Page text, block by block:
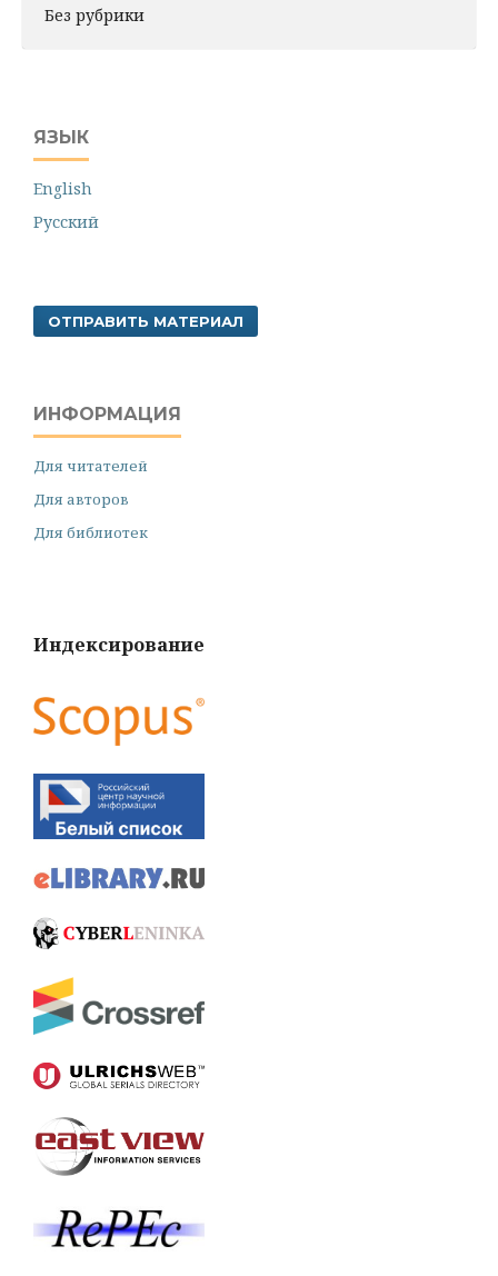
Без рубрики
ЯЗЫК
English
Русский
ОТПРАВИТЬ МАТЕРИАЛ
ИНФОРМАЦИЯ
Для читателей
Для авторов
Для библиотек
Индексирование